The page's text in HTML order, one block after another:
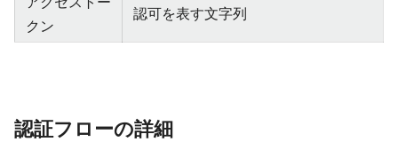
クン
認可を表す文字列
認証フローの詳細